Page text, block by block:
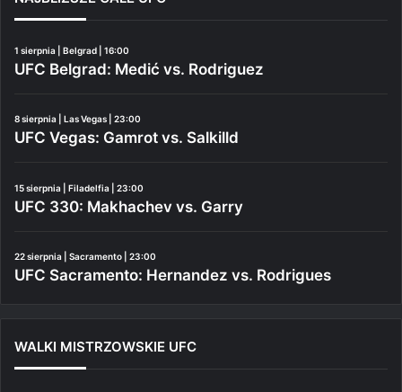
1 sierpnia | Belgrad | 16:00
UFC Belgrad: Medić vs. Rodriguez
8 sierpnia | Las Vegas | 23:00
UFC Vegas: Gamrot vs. Salkilld
15 sierpnia | Filadelfia | 23:00
UFC 330: Makhachev vs. Garry
22 sierpnia | Sacramento | 23:00
UFC Sacramento: Hernandez vs. Rodrigues
WALKI MISTRZOWSKIE UFC